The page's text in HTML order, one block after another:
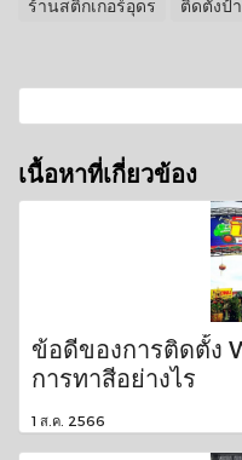
ร้านสติ๊กเกอร์อุดร
ติดตั้งป้
เนื้อหาที่เกี่ยวข้อง
ข้อดีของการติดตั้ง
การทาสีอย่างไร
1 ส.ค. 2566